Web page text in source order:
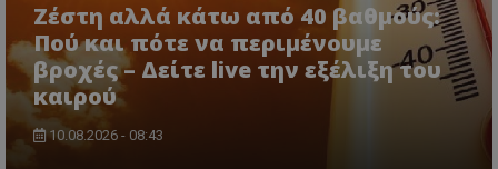
Ζέστη αλλά κάτω από 40 βαθμούς:
Πού και πότε να περιμένουμε
βροχές – Δείτε live την εξέλιξη του
καιρού
10.08.2026 - 08:43